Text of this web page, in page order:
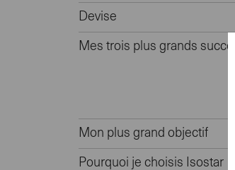
Devise
Mes trois plus grands succès
Mon plus grand objectif
Pourquoi je choisis Isostar